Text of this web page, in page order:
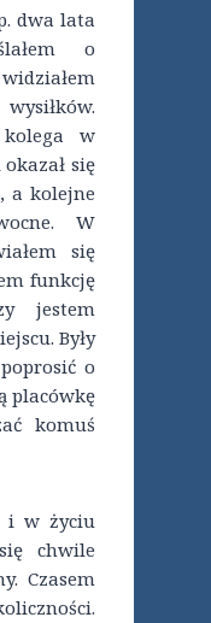
dwa lata
o
kolega w
się
a kolejne
W
się
funkcję
jestem
Były
o
placówkę
komuś
i w życiu
chwile
Czasem